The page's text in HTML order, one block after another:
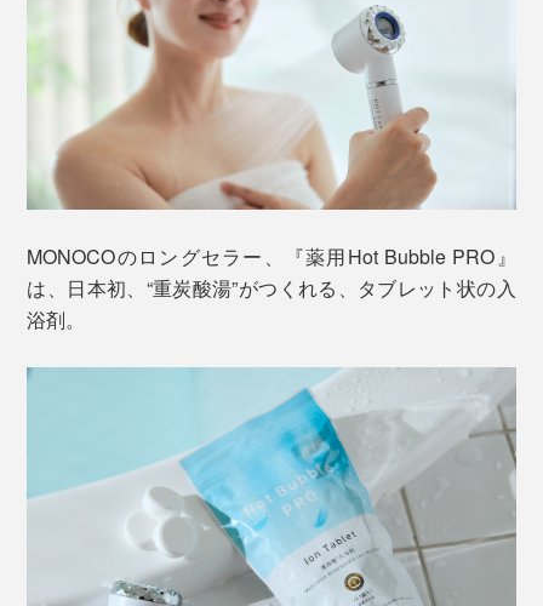
MONOCOのロングセラー、『薬用Hot Bubble PRO』
は、日本初、“重炭酸湯”がつくれる、タブレット状の入
浴剤。